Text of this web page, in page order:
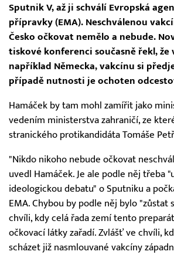
Sputnik V, až ji schválí Evropská
přípravky (EMA). Neschválenou
Česko očkovat nemělo a nebude.
tiskové konferenci současně řekl, že
například Německa, vakcínu si
případě nutnosti je ochoten
Hamáček by tam mohl zamířit jako
vedením ministerstva zahraničí, ze
stranického protikandidáta Tomáše
"Nikdo nikoho nebude očkovat
uvedl Hamáček. Je ale podle něj třeba
ideologickou debatu" o Sputniku a
EMA. Chybou by podle něj bylo "zůstat
chvíli, kdy celá řada zemí tento
očkovací látky zařadí. Zvlášť ve chvíli,
scházet již nasmlouvané vakcíny